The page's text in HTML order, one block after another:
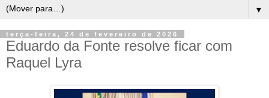
▼
terça-feira, 24 de fevereiro de 2026
Eduardo da Fonte resolve ficar com
Raquel Lyra